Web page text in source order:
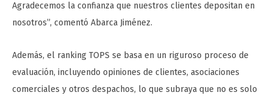
Agradecemos la confianza que nuestros clientes depositan en
nosotros”, comentó Abarca Jiménez.
Además, el ranking TOPS se basa en un riguroso proceso de
evaluación, incluyendo opiniones de clientes, asociaciones
comerciales y otros despachos, lo que subraya que no es solo